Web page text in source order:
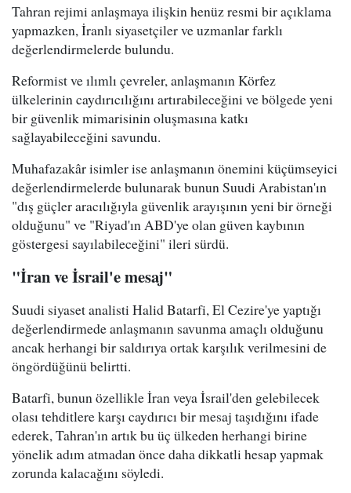
Tahran rejimi anlaşmaya ilişkin henüz resmi bir açıklama
yapmazken, İranlı siyasetçiler ve uzmanlar farklı
değerlendirmelerde bulundu.
Reformist ve ılımlı çevreler, anlaşmanın Körfez
ülkelerinin caydırıcılığını artırabileceğini ve bölgede yeni
bir güvenlik mimarisinin oluşmasına katkı
sağlayabileceğini savundu.
Muhafazakâr isimler ise anlaşmanın önemini küçümseyici
değerlendirmelerde bulunarak bunun Suudi Arabistan'ın
"dış güçler aracılığıyla güvenlik arayışının yeni bir örneği
olduğunu" ve "Riyad'ın ABD'ye olan güven kaybının
göstergesi sayılabileceğini" ileri sürdü.
"İran ve İsrail'e mesaj"
Suudi siyaset analisti Halid Batarfi, El Cezire'ye yaptığı
değerlendirmede anlaşmanın savunma amaçlı olduğunu
ancak herhangi bir saldırıya ortak karşılık verilmesini de
öngördüğünü belirtti.
Batarfi, bunun özellikle İran veya İsrail'den gelebilecek
olası tehditlere karşı caydırıcı bir mesaj taşıdığını ifade
ederek, Tahran'ın artık bu üç ülkeden herhangi birine
yönelik adım atmadan önce daha dikkatli hesap yapmak
zorunda kalacağını söyledi.